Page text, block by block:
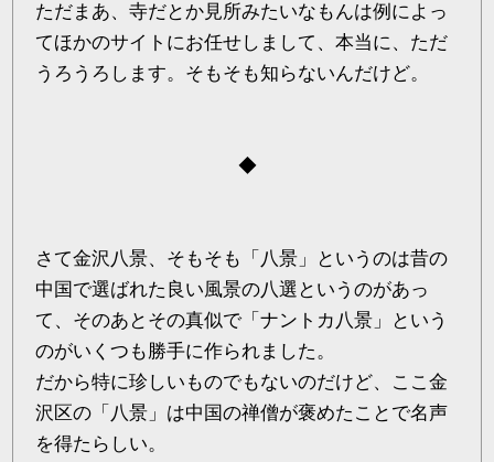
ただまあ、寺だとか見所みたいなもんは例によっ
てほかのサイトにお任せしまして、本当に、ただ
うろうろします。そもそも知らないんだけど。
◆
さて金沢八景、そもそも「八景」というのは昔の
中国で選ばれた良い風景の八選というのがあっ
て、そのあとその真似で「ナントカ八景」という
のがいくつも勝手に作られました。
だから特に珍しいものでもないのだけど、ここ金
沢区の「八景」は中国の禅僧が褒めたことで名声
を得たらしい。